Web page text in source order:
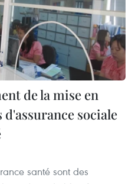
de la mise en
sociale
santé sont des